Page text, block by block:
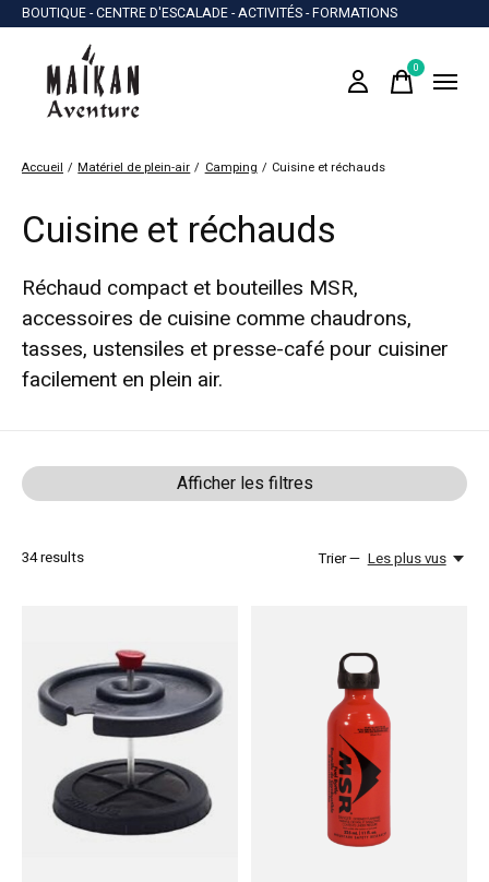
BOUTIQUE - CENTRE D'ESCALADE - ACTIVITÉS - FORMATIONS
0items
Accueil / Matériel de plein-air / Camping / Cuisine et réchauds
Cuisine et réchauds
Réchaud compact et bouteilles MSR,
accessoires de cuisine comme chaudrons,
tasses, ustensiles et presse-café pour cuisiner
facilement en plein air.
Afficher les filtres
34results Trier — Les plus vus